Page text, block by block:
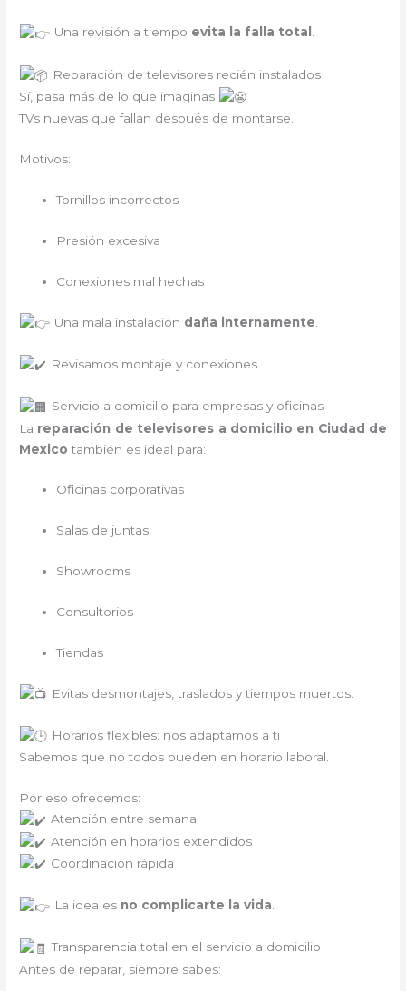
Una revisión a tiempo evita la falla total .
Reparación de televisores recién instalados
Sí, pasa más de lo que imaginas
TVs nuevas que fallan después de montarse.
Motivos:
Tornillos incorrectos
Presión excesiva
Conexiones mal hechas
Una mala instalación daña internamente
Revisamos montaje y conexiones.
Servicio a domicilio para empresas y oficinas
La reparación de televisores a domicilio en Ciudad de
Mexico también es ideal para:
Oficinas corporativas
Salas de juntas
Showrooms
Consultorios
Tiendas
Evitas desmontajes, traslados y tiempos muertos.
Horarios flexibles: nos adaptamos a ti
Sabemos que no todos pueden en horario laboral.
Por eso ofrecemos:
Atención entre semana
Atención en horarios extendidos
Coordinación rápida
La idea es no complicarte la vida
Transparencia total en el servicio a domicilio
Antes de reparar, siempre sabes: